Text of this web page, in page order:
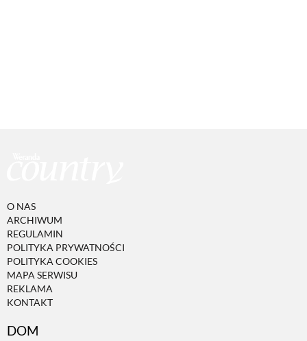
O NAS
ARCHIWUM
REGULAMIN
POLITYKA PRYWATNOŚCI
POLITYKA COOKIES
MAPA SERWISU
REKLAMA
KONTAKT
DOM